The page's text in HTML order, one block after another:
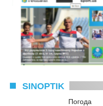
SINOPTIK
Погода